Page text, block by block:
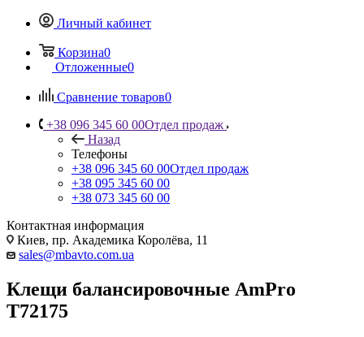
Личный кабинет
Корзина0
Отложенные0
Сравнение товаров0
+38 096 345 60 00Отдел продаж
Назад
Телефоны
+38 096 345 60 00Отдел продаж
+38 095 345 60 00
+38 073 345 60 00
Контактная информация
Киев, пр. Академика Королёва, 11
sales@mbavto.com.ua
Клещи балансировочные AmPro
T72175